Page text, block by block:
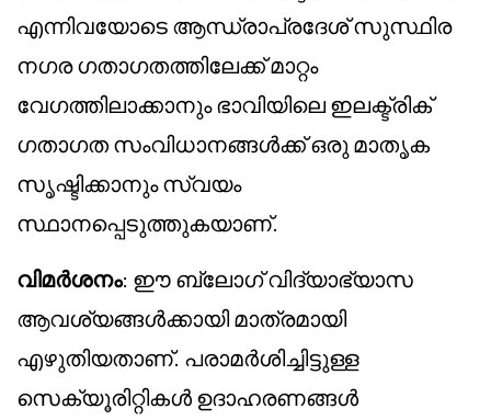
എന്നിവയോടെ ആന്ധ്രാപ്രദേശ് സുസ്ഥിര
നഗര ഗതാഗതത്തിലേക്ക് മാറ്റം
വേഗത്തിലാക്കാനും ഭാവിയിലെ ഇലക്ട്രിക്
ഗതാഗത സംവിധാനങ്ങൾക്ക് ഒരു മാതൃക
സൃഷ്ടിക്കാനും സ്വയം
സ്ഥാനപ്പെടുത്തുകയാണ്.
വിമർശനം: ഈ ബ്ലോഗ് വിദ്യാഭ്യാസ
ആവശ്യങ്ങൾക്കായി മാത്രമായി
എഴുതിയതാണ്. പരാമർശിച്ചിട്ടുള്ള
സെക്യൂരിറ്റികൾ ഉദാഹരണങ്ങൾ